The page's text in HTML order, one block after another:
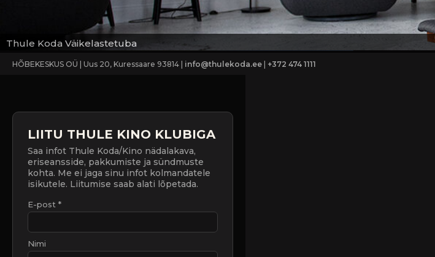
Thule Koda Väikelastetuba
HÕBEKESKUS OÜ | Uus 20, Kuressaare 93814 | info@thulekoda.ee | +372 474 1111
LIITU THULE KINO KLUBIGA
Saa infot Thule Koda/Kino nädalakava,
eriseansside, pakkumiste ja sündmuste
kohta. Me ei jaga sinu infot kolmandatele
isikutele. Liitumise saab alati lõpetada.
E-post *
Nimi